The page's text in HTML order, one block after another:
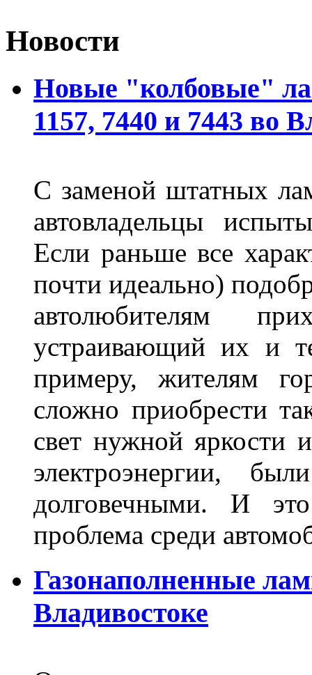
Новости
Новые "колбовые"
1157, 7440 и 7443 во
С заменой штатных
автовладельцы
Если раньше все
почти идеально)
автолюбителям
устраивающий их и
примеру, жителям
сложно приобрести
свет нужной яркости
электроэнергии,
долговечными. И
проблема среди
Газонаполненные
Владивостоке